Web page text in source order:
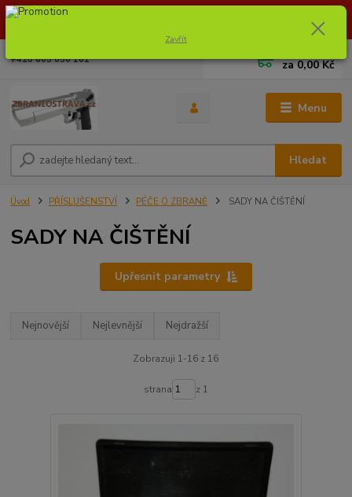
Dostupnost zboží si ověřte na info@zbraneostrava.cz nebo tel.
Menu
Hledat
+420 605 056 161 za0,00 Kč
Úvod PŘÍSLUŠENSTVÍ PÉČE O ZBRANĚ SADY NA ČIŠTĚNÍ
SADY NA ČIŠTĚNÍ
Upřesnit parametry
Nejnovější Nejlevnější Nejdražší
Zobrazuji 1-16 z 16
strana z 1
Zavřít